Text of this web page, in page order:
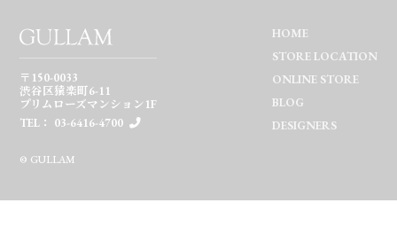
〒150-0033
渋谷区猿楽町6-11
プリムローズマンション1F
TEL： 03-6416-4700
HOME
STORE LOCATION
ONLINE STORE
BLOG
DESIGNERS
© GULLAM